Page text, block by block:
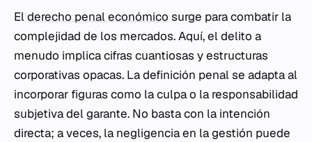
Elderecho penal económico surge para combatir la
complejidad de los mercados. Aquí, el delito a
menudo implica cifras cuantiosas y estructuras
corporativas opacas. La definición penal se adapta al
incorporar figuras como laculpao la responsabilidad
subjetiva del garante. No basta con la intención
directa; a veces, la negligencia en la gestión puede